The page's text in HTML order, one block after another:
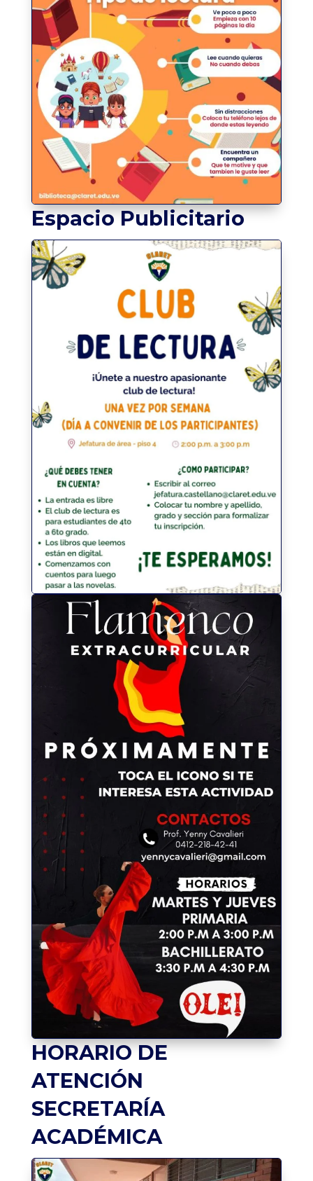
Espacio Publicitario
HORARIO DE
ATENCIÓN
SECRETARÍA
ACADÉMICA